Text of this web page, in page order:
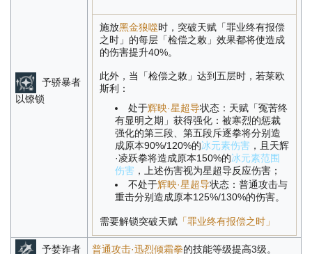
予骄暴者
以镣锁
施放黑金狼噬时，突破天赋「罪业终有报偿
之时」的每层「检偿之敕」效果都将使造成
的伤害提升40%。
此外，当「检偿之敕」达到五层时，若莱欧
斯利：
处于辉映·星超导状态：天赋「冤苦终
有显明之期」获得强化：被寒烈的惩裁
强化的第三段、第五段斥逐拳将分别造
成原本90%/120%的冰元素伤害 ，且天辉
·凌跃拳将造成原本150%的冰元素范围
伤害 ，上述伤害视为星超导反应伤害；
不处于辉映·星超导状态：普通攻击与
重击分别造成原本125%/130%的伤害。
需要解锁突破天赋「罪业终有报偿之时」
予婪诈者
普通攻击·迅烈倾霜拳的技能等级提高3级。